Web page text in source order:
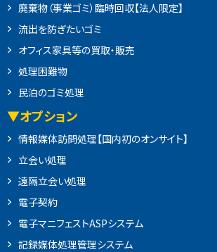
廃棄物（事業ゴミ）臨時回収【法人限定】
流出を防ぎたいゴミ
オフィス家具等の買取・販売
処理困難物
民泊のゴミ処理
▼オプション
情報媒体訪問処理【国内初のオンサイト】
立会い処理
遠隔立会い処理
電子契約
電子マニフェストASPシステム
記録媒体処理管理システム